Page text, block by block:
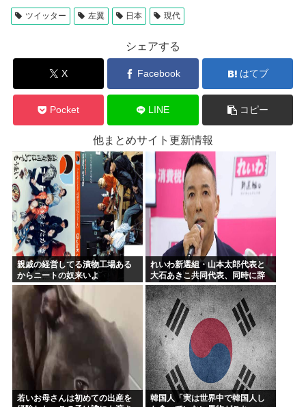
ツイッター 左翼 日本 現代
シェアする
X Facebook はてブ
Pocket LINE コピー
他まとめサイト更新情報
親戚の経営してる漬物工場ある
からニートの奴来いよ
れいわ新選組・山本太郎代表と
大石あきこ共同代表、同時に辞
任
若いお母さんは初めての出産を
韓国人「実は世界中で韓国人し